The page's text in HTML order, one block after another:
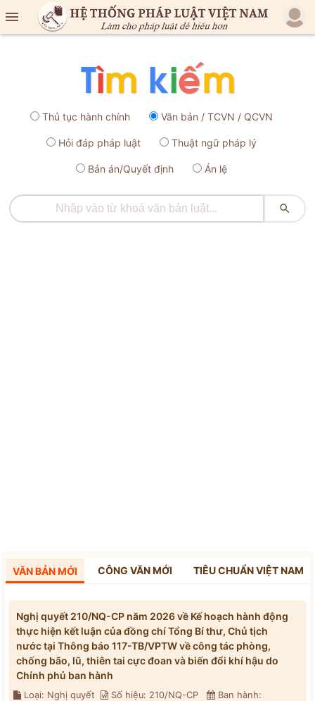

Thủ tục hành chính Văn bản / TCVN / QCVN
Hỏi đáp pháp luật Thuật ngữ pháp lý
Bản án/Quyết định Án lệ

VĂN BẢN MỚI CÔNG VĂN MỚI TIÊU CHUẨN VIỆT NAM
Nghị quyết 210/NQ-CP năm 2026 về Kế hoạch hành động
thực hiện kết luận của đồng chí Tổng Bí thư, Chủ tịch
nước tại Thông báo 117-TB/VPTW về công tác phòng,
chống bão, lũ, thiên tai cực đoan và biến đổi khí hậu do
Chính phủ ban hành
Loại: Nghị quyết Số hiệu: 210/NQ-CP
Ban hành: